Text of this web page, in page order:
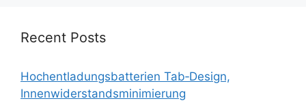
Recent Posts
Hochentladungsbatterien Tab‑Design,
Innenwiderstandsminimierung